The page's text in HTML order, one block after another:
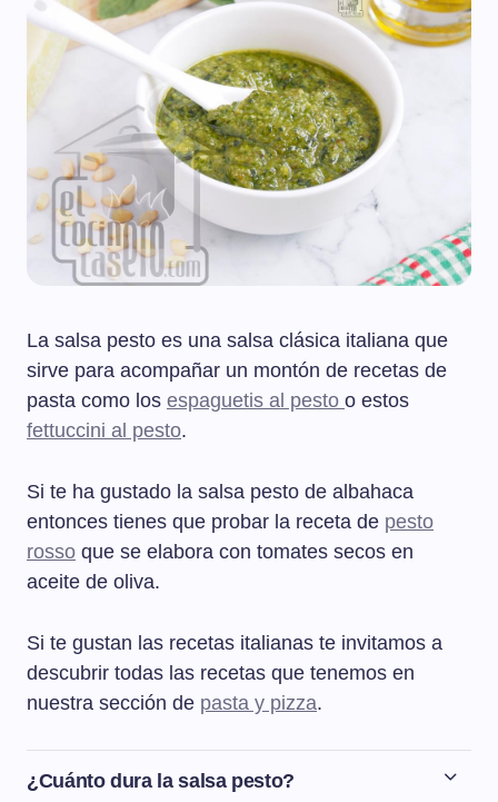
La salsa pesto es una salsa clásica italiana que
sirve para acompañar un montón de recetas de
pasta como los espaguetis al pesto o estos
fettuccini al pesto.
Si te ha gustado la salsa pesto de albahaca
entonces tienes que probar la receta de pesto
rosso que se elabora con tomates secos en
aceite de oliva.
Si te gustan las recetas italianas te invitamos a
descubrir todas las recetas que tenemos en
nuestra sección de pasta y pizza.
¿Cuánto dura la salsa pesto?